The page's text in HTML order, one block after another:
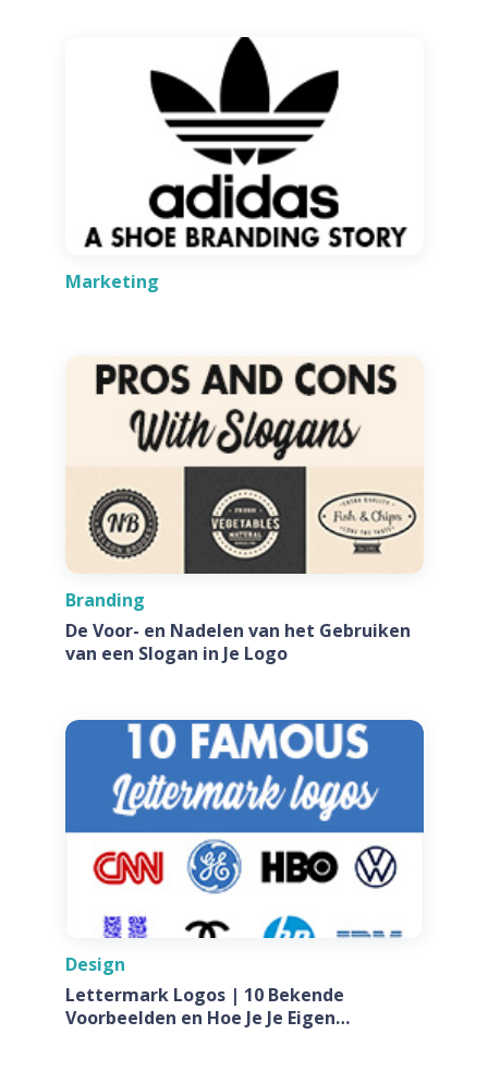
Marketing
Branding
De Voor- en Nadelen van het Gebruiken
van een Slogan in Je Logo
Design
Lettermark Logos | 10 Bekende
Voorbeelden en Hoe Je Je Eigen